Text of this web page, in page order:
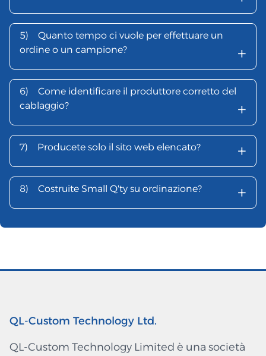
5)
Quanto tempo ci vuole per effettuare un
ordine o un campione?
+
6)
Come identificare il produttore corretto del
cablaggio?
+
7) Producete solo il sito web elencato? +
8) Costruite Small Q'ty su ordinazione? +
QL-Custom Technology Ltd.
QL-Custom Technology Limited è una società